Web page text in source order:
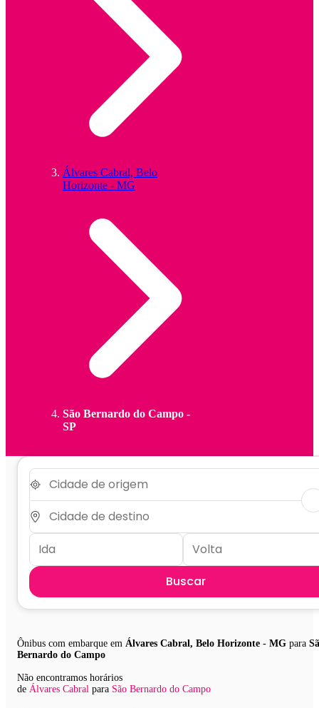
Álvares Cabral, Belo
Horizonte - MG
São Bernardo do Campo -
SP
Buscar
Ônibus com embarque em Álvares Cabral, Belo Horizonte - MG para
Bernardo do Campo
Não encontramos horários
de Álvares Cabral para São Bernardo do Campo